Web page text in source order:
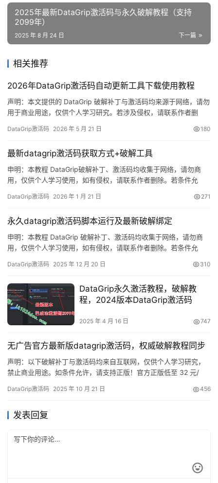
2025年最新DataGrip激活码与永久破解教程（支持
2099年）
下一篇
2025 年 8 月 24 日
相关推荐
2026年DataGrip激活码自动更新工具下载使用教程
声明：本文提供的 DataGrip 破解补丁与激活码均来源于网络，请勿
用于商业用途，仅供个人学习研究。若涉及侵权，请联系作者删
件！ 话不多说，先展示 DataGrip 2025.2.1 版本成功激活的截图。
畅！ 接下来，我将通过详细的图文步…
DataGrip激活码 2026 年 5 月 21 日 180
最新datagrip激活码获取方式+破解工具
申明：本教程 DataGrip破解补丁、激活码均收集于网络，请勿商
用，仅供个人学习使用，如有侵权，请联系作者删除。若条件允
器，功能强大，适用于 Windows、Mac 和 Linux 系统。本文将详细
得破解麻烦，可以购买…
DataGrip激活码 2026 年 1 月 21 日 271
永久datagrip激活码脚本运行及最新破解绑定
申明：本教程 DataGrip 破解补丁、激活码均收集于网络，请勿商
用，仅供个人学习使用，如有侵权，请联系作者删除。若条件允
本破解成功的截图，如下图，可以看到已经成功破解到 2099 年
最新的DataGrip 。 如果…
DataGrip激活码 2025 年 12 月 20 日 310
DataGrip永久激活教程，破解教
程，2024版本DataGrip激活码
2025 年 4 月 16 日 747
无广告官方最新版datagrip激活码，权威破解教程同步
声明：以下破解补丁与激活码均来自互联网，仅供个人学习研究，
禁止商业用途。如条件允许，请支持正版！官方正版低至 32 元/
DataGrip 是 JetBrains 出品的多平台数据库 IDE，支持 Windows、
DataGrip激活码 2025 年 10 月 21 日 456
发表回复